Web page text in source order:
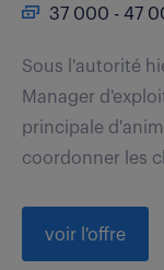
37 000 - 47
Sous l'autorité
Manager
principale
coordonner les
voir l'offre